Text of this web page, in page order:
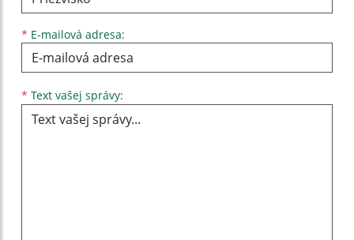
* E-mailová adresa:
* Text vašej správy: